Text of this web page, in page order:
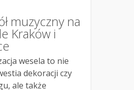
muzyczny na
Kraków i
wesela to nie
dekoracji czy
ale także